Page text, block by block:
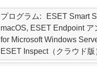
プログラム
ESET Smart
macOS, ESET Endpoint
for Microsoft Windows
ESET Inspect（クラウド